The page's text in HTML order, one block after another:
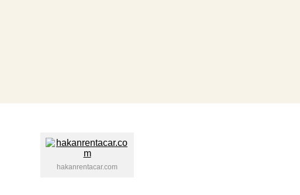
hakanrentacar.com